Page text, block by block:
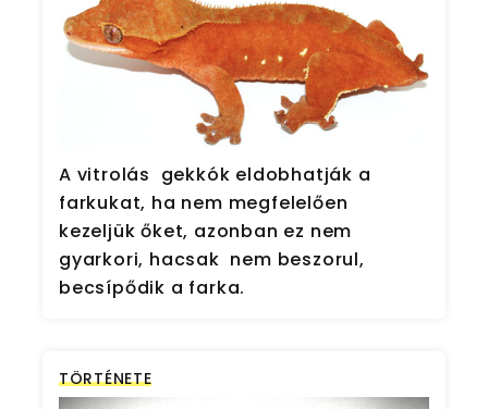
A vitrolás gekkók eldobhatják a
farkukat, ha nem megfelelően
kezeljük őket, azonban ez nem
gyarkori, hacsak nem beszorul,
becsípődik a farka.
TÖRTÉNETE